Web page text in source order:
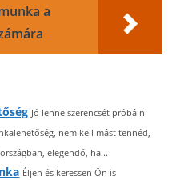
a
Jó lenne szerencsét próbálni
nem kell mást tennéd,
elegendő, ha...
Éljen és keressen Ön is